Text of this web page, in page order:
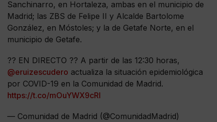
Sanchinarro, en Hortaleza, ambas en el municipio de
Madrid; las ZBS de Felipe II y Alcalde Bartolome
González, en Móstoles; y la de Getafe Norte, en el
municipio de Getafe.
?? EN DIRECTO ?? A partir de las 12:30 horas,
@eruizescudero actualiza la situación epidemiológica
por COVID-19 en la Comunidad de Madrid.
https://t.co/mOuYWX9cRl
— Comunidad de Madrid (@ComunidadMadrid)